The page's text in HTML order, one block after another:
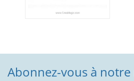
Abonnez-vous à notre